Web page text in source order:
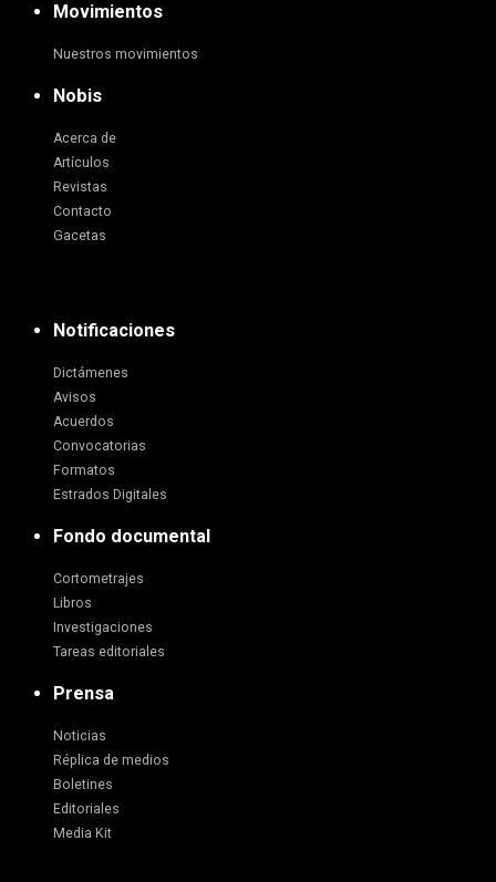
Movimientos
Nuestros movimientos
Nobis
Acerca de
Artículos
Revistas
Contacto
Gacetas
Notificaciones
Dictámenes
Avisos
Acuerdos
Convocatorias
Formatos
Estrados Digitales
Fondo documental
Cortometrajes
Libros
Investigaciones
Tareas editoriales
Prensa
Noticias
Réplica de medios
Boletines
Editoriales
Media Kit